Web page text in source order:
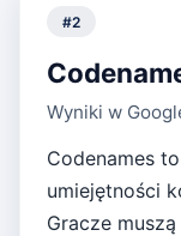
#2
Wyniki w
Codenames
umiejętności
Gracze